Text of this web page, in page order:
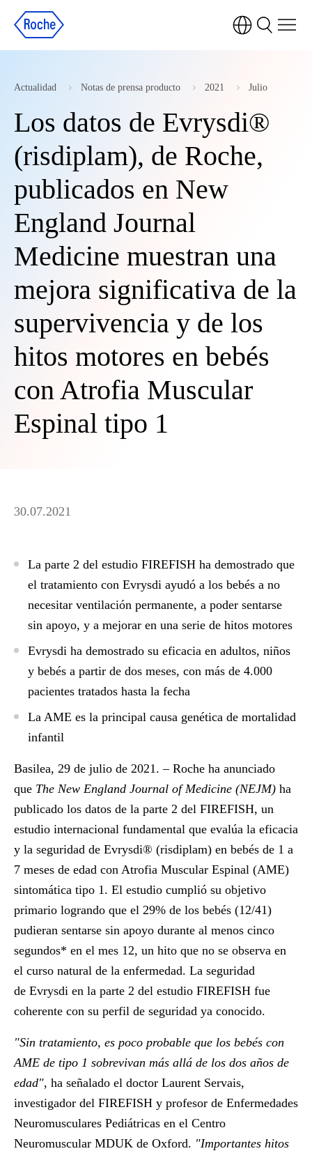
Actualidad Notas de prensa producto 2021 Julio
Los datos de Evrysdi®
(risdiplam), de Roche,
publicados en New
England Journal
Medicine muestran una
mejora significativa de la
supervivencia y de los
hitos motores en bebés
con Atrofia Muscular
Espinal tipo 1
30.07.2021
La parte 2 del estudio FIREFISH ha demostrado que
el tratamiento con Evrysdi ayudó a los bebés a no
necesitar ventilación permanente, a poder sentarse
sin apoyo, y a mejorar en una serie de hitos motores
Evrysdi ha demostrado su eficacia en adultos, niños
y bebés a partir de dos meses, con más de 4.000
pacientes tratados hasta la fecha
La AME es la principal causa genética de mortalidad
infantil
Basilea, 29 de julio de 2021. – Roche ha anunciado
que The New England Journal of Medicine (NEJM) ha
publicado los datos de la parte 2 del FIREFISH, un
estudio internacional fundamental que evalúa la eficacia
y la seguridad de Evrysdi® (risdiplam) en bebés de 1 a
7 meses de edad con Atrofia Muscular Espinal (AME)
sintomática tipo 1. El estudio cumplió su objetivo
primario logrando que el 29% de los bebés (12/41)
pudieran sentarse sin apoyo durante al menos cinco
segundos* en el mes 12, un hito que no se observa en
el curso natural de la enfermedad. La seguridad
de Evrysdi en la parte 2 del estudio FIREFISH fue
coherente con su perfil de seguridad ya conocido.
"Sin tratamiento, es poco probable que los bebés con
AME de tipo 1 sobrevivan más allá de los dos años de
edad", ha señalado el doctor Laurent Servais,
investigador del FIREFISH y profesor de Enfermedades
Neuromusculares Pediátricas en el Centro
Neuromuscular MDUK de Oxford. "Importantes hitos